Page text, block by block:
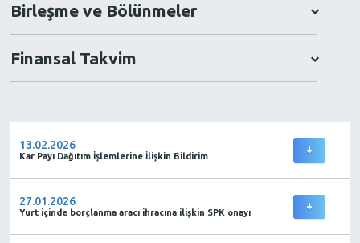
Birleşme ve Bölünmeler
Finansal Takvim
13.02.2026
Kar Payı Dağıtım İşlemlerine İlişkin Bildirim
27.01.2026
Yurt içinde borçlanma aracı ihracına ilişkin SPK onayı